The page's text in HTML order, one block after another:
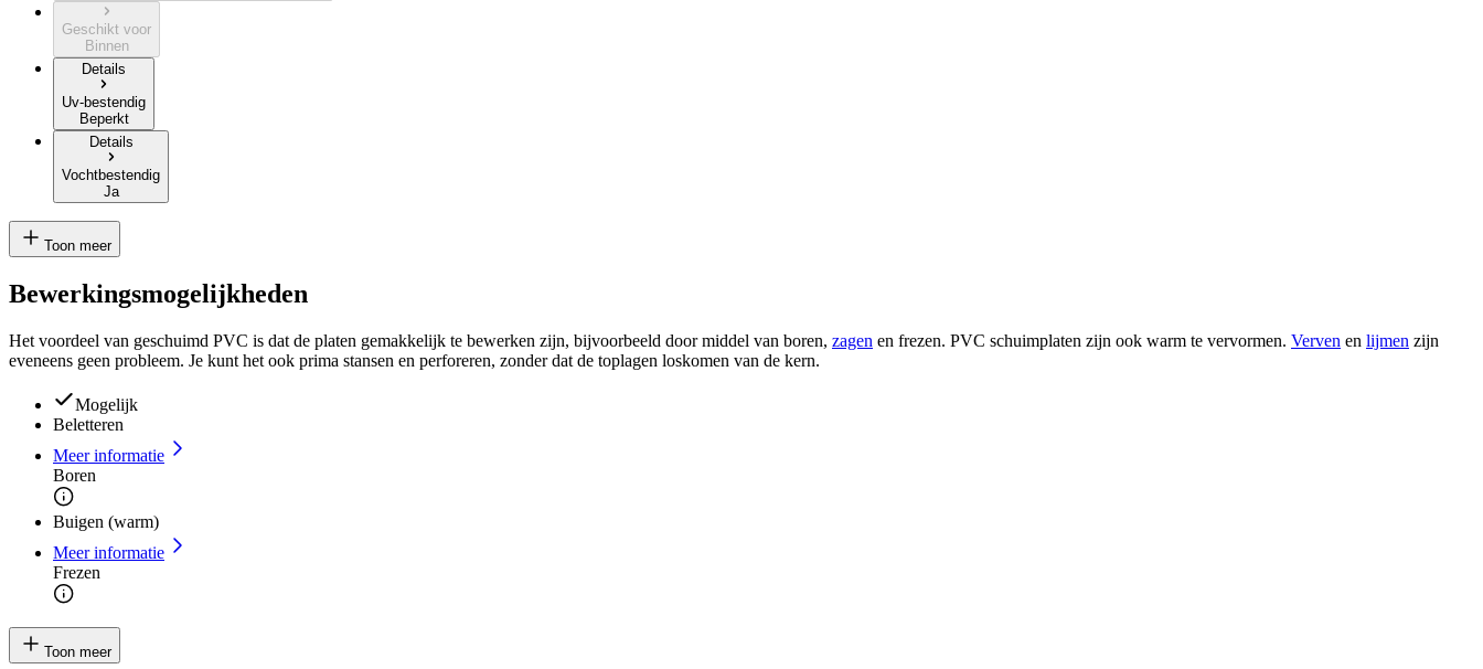
Geschikt voor
Binnen
Details
Uv-bestendig
Beperkt
Details
Vochtbestendig
Ja
Toon meer
Bewerkingsmogelijkheden
Het voordeel van geschuimd PVC is dat de platen gemakkelijk te bewerken zijn, bijvoorbeeld door middel van boren, zagen en frezen. PVC schuimplaten zijn ook warm te vervormen. Verven en lijmen zijn
eveneens geen probleem. Je kunt het ook prima stansen en perforeren, zonder dat de toplagen loskomen van de kern.
Mogelijk
Beletteren
Meer informatie
Boren
Buigen (warm)
Meer informatie
Frezen
Toon meer